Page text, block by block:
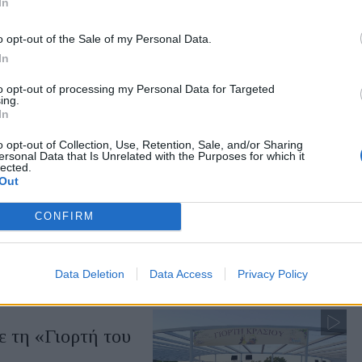
opt-out of the Sale of my Personal Data.
opt-out of processing my Personal Data for Targeted
opt-out of Collection, Use, Retention, Sale, and/or Sharing
Data that Is Unrelated with the Purposes for which it
CONFIRM
Data Deletion Data Access Privacy Policy
στον Κόλπο
συγκροτήματα
στα Πηγαδάκια
το Γεωπάρκο
μελιού και
στο Μουσείο
Σίγρι
«Γιορτή του